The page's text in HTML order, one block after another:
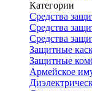
Категории
Средства
Средства
Средства
Защитные
Защитные
Армейское